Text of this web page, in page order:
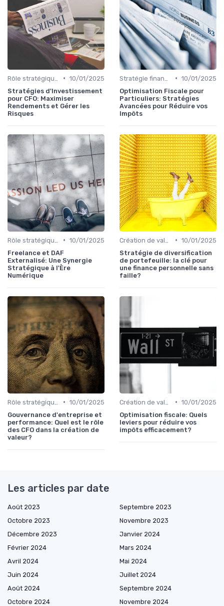
• 10/01/2025
Stratégies d'Investissement
pour CFO: Maximiser
Rendements et Gérer les
Risques
• 10/01/2025
Optimisation Fiscale pour
Particuliers: Stratégies
Avancées pour Réduire vos
Impôts
• 10/01/2025
Freelance et DAF
Externalisé: Une Synergie
Stratégique à l'Ère
Numérique
• 10/01/2025
Stratégie de diversification
de portefeuille: la clé pour
une finance personnelle sans
faille?
• 10/01/2025
Gouvernance d'entreprise et
performance: Quel est le rôle
des CFO dans la création de
valeur?
• 10/01/2025
Optimisation fiscale: Quels
leviers pour réduire vos
impôts efficacement?
Les articles par date
Août 2023
Septembre 2023
Octobre 2023
Novembre 2023
Décembre 2023
Janvier 2024
Février 2024
Mars 2024
Avril 2024
Mai 2024
Juin 2024
Juillet 2024
Août 2024
Septembre 2024
Octobre 2024
Novembre 2024